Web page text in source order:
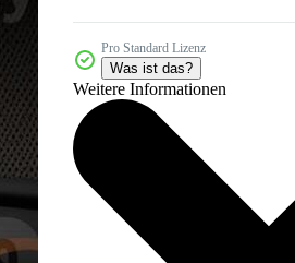
Pro Standard Lizenz
Was ist das?
Weitere Informationen